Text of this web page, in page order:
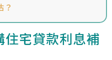
？
宅貸款利息補